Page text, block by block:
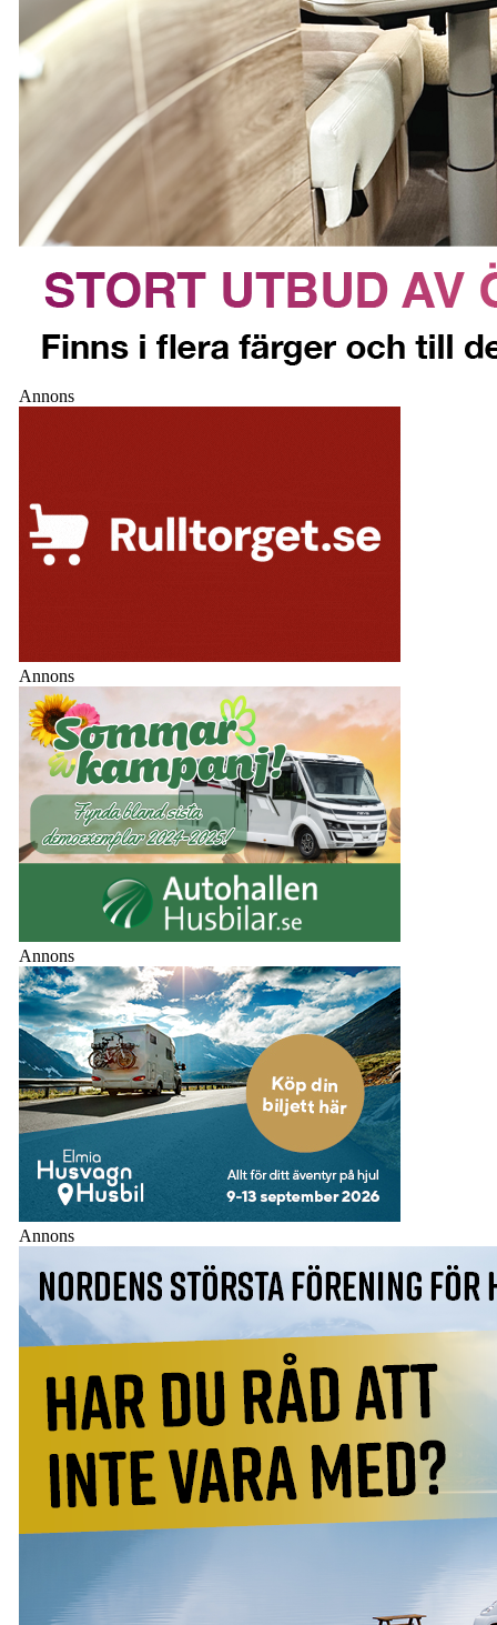
Annons
Annons
Annons
Annons